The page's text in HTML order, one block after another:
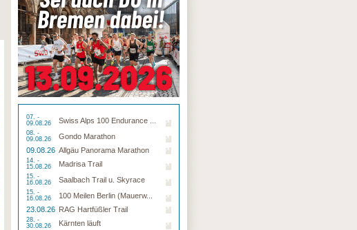
07. -
09.08.26
Swiss Alps 100 Endurance ...
08. -
09.08.26
Gondo Marathon
09.08.26 Allgäu Panorama Marathon
14. -
15.08.26
Madrisa Trail
15. -
16.08.26
Saalbach Trail u. Skyrace
15. -
16.08.26
100 Meilen Berlin (Mauerw...
23.08.26 RAG Hartfüßler Trail
28. -
30.08.26
Kärnten läuft